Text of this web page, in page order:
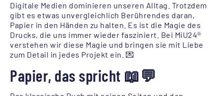
Digitale Medien dominieren unseren Alltag. Trotzdem
gibt es etwas unvergleichlich Berührendes daran,
Papier in den Händen zu halten. Es ist die Magie des
Drucks, die uns immer wieder fasziniert. Bei MiU24®
verstehen wir diese Magie und bringen sie mit Liebe
zum Detail in jedes Projekt ein. 💌
Papier, das spricht 📖💬